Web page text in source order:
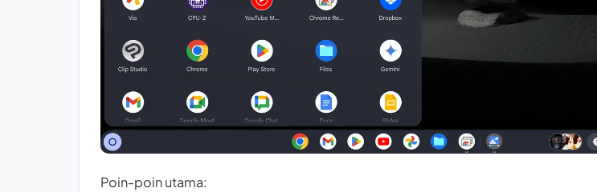
Poin-poin utama: